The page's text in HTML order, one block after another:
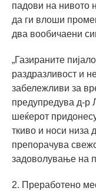
падови на нивото
да ги влоши
два вообичаени
„Газираните
раздразливост и
забележливи за
предупредува д-р
шеќерот
ткиво и носи низа
препорачува
задоволување на
2. Преработено